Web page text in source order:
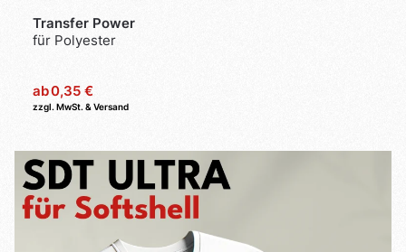
Transfer Power
für Polyester
ab0,35 €
zzgl. MwSt. & Versand